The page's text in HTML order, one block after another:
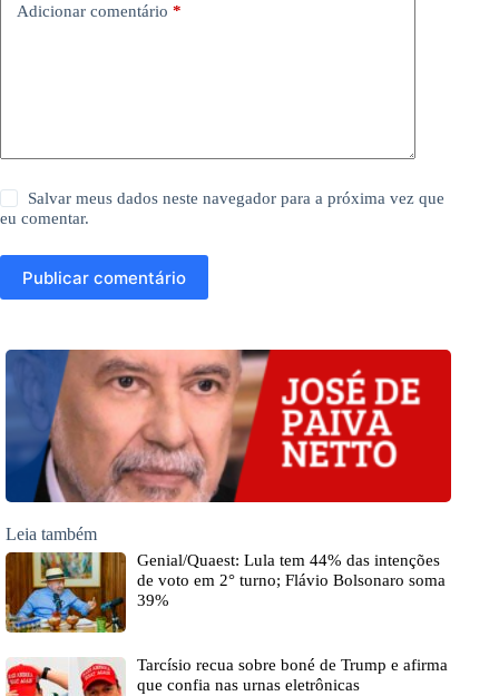
Adicionar comentário *
Salvar meus dados neste navegador para a próxima vez que
eu comentar.
Publicar comentário
Leia também
Genial/Quaest: Lula tem 44% das intenções
de voto em 2° turno; Flávio Bolsonaro soma
39%
Tarcísio recua sobre boné de Trump e afirma
que confia nas urnas eletrônicas